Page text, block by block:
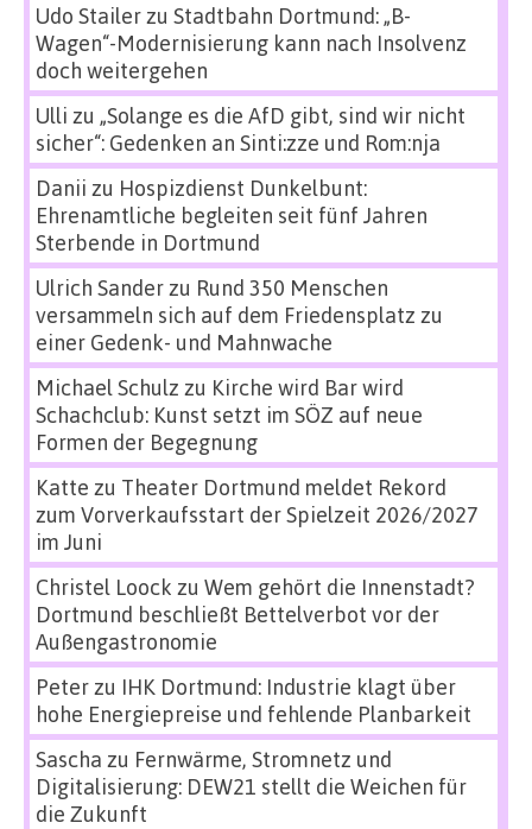
Udo Stailerzu Stadtbahn Dortmund: „B-
Wagen“-Modernisierung kann nach Insolvenz
doch weitergehen
Ulli zu „Solange es die AfD gibt, sind wir nicht
sicher“: Gedenken an Sinti:zze und Rom:nja
Danii zu Hospizdienst Dunkelbunt:
Ehrenamtliche begleiten seit fünf Jahren
Sterbende in Dortmund
Ulrich Sanderzu Rund 350 Menschen
versammeln sich auf dem Friedensplatz zu
einer Gedenk- und Mahnwache
Michael Schulz zu Kirche wird Bar wird
Schachclub: Kunst setzt im SÖZ auf neue
Formen der Begegnung
Katte zu Theater Dortmund meldet Rekord
zum Vorverkaufsstart der Spielzeit 2026/2027
im Juni
Christel Loock zu Wem gehört die Innenstadt?
Dortmund beschließt Bettelverbot vor der
Außengastronomie
Peterzu IHK Dortmund: Industrie klagt über
hohe Energiepreise und fehlende Planbarkeit
Sascha zu Fernwärme, Stromnetz und
Digitalisierung: DEW21 stellt die Weichen für
die Zukunft